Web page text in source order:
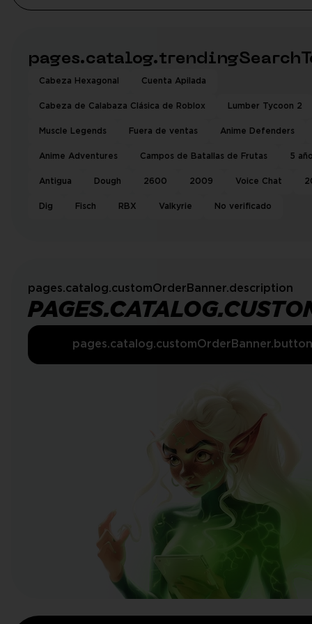
Cabeza Hexagonal Cuenta Apilada
Cabeza de Calabaza Clásica de Roblox Lumber Tycoon 2
Muscle Legends Fuera de ventas Anime Defenders
Anime Adventures Campos de Batallas de Frutas 5
Antigua Dough 2600 2009 Voice Chat
Dig Fisch RBX Valkyrie No verificado
pages.catalog.customOrderBanner.description
pages.catalog.customOrderBanner.button